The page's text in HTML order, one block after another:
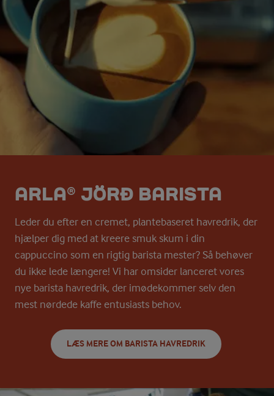
ARLA® JÖRĐ BARISTA
Leder du efter en cremet, plantebaseret havredrik, der
hjælper dig med at kreere smuk skum i din
cappuccino som en rigtig barista mester? Så behøver
du ikke lede længere! Vi har omsider lanceret vores
nye barista havredrik, der imødekommer selv den
mest nørdede kaffe entusiasts behov.
LÆS MERE OM BARISTA HAVREDRIK